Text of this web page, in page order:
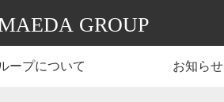
ープについて お知らせ